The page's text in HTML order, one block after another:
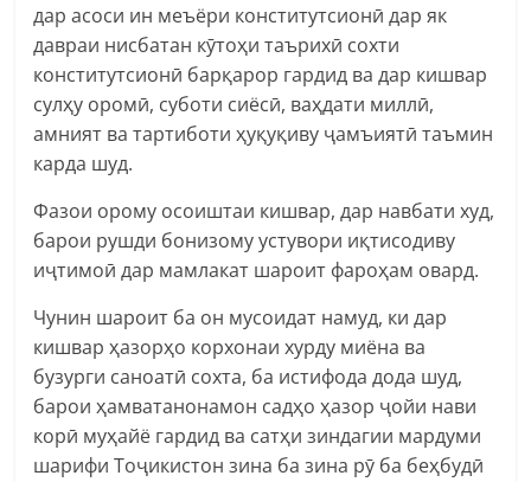
дар асоси ин меъёри конститутсионӣ дар як
давраи нисбатан кӯтоҳи таърихӣ сохти
конститутсионӣ барқарор гардид ва дар кишвар
сулҳу оромӣ, суботи сиёсӣ, ваҳдати миллӣ,
амният ва тартиботи ҳуқуқиву ҷамъиятӣ таъмин
карда шуд.
Фазои орому осоиштаи кишвар, дар навбати худ,
барои рушди бонизому устувори иқтисодиву
иҷтимоӣ дар мамлакат шароит фароҳам овард.
Чунин шароит ба он мусоидат намуд, ки дар
кишвар ҳазорҳо корхонаи хурду миёна ва
бузурги саноатӣ сохта, ба истифода дода шуд,
барои ҳамватанонамон садҳо ҳазор ҷойи нави
корӣ муҳайё гардид ва сатҳи зиндагии мардуми
шарифи Тоҷикистон зина ба зина рӯ ба беҳбудӣ